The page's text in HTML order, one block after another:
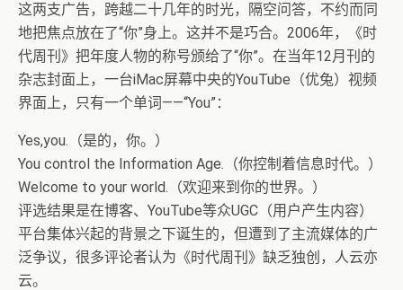
这两支广告，跨越二十几年的时光，隔空问答，不约而同
地把焦点放在了“你”身上。这并不是巧合。2006年，《时
代周刊》把年度人物的称号颁给了“你”。在当年12月刊的
杂志封面上，一台iMac屏幕中央的YouTube（优兔）视频
界面上，只有一个单词——“You”：
Yes,you.（是的，你。）
You control the Information Age.（你控制着信息时代。）
Welcome to your world.（欢迎来到你的世界。）
评选结果是在博客、YouTube等众UGC（用户产生内容）
平台集体兴起的背景之下诞生的，但遭到了主流媒体的广
泛争议，很多评论者认为《时代周刊》缺乏独创，人云亦
云。